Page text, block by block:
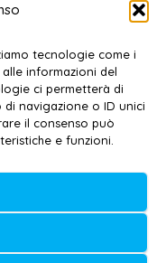
tecnologie come i
informazioni del
ci permetterà di
navigazione o ID unici
il consenso può
e funzioni.
®
Registro della
Lecce